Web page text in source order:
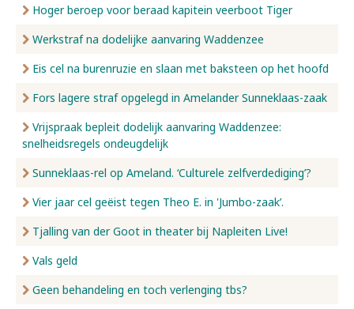
Hoger beroep voor beraad kapitein veerboot Tiger
Werkstraf na dodelijke aanvaring Waddenzee
Eis cel na burenruzie en slaan met baksteen op het hoofd
Fors lagere straf opgelegd in Amelander Sunneklaas-zaak
Vrijspraak bepleit dodelijk aanvaring Waddenzee:
snelheidsregels ondeugdelijk
Sunneklaas-rel op Ameland. ‘Culturele zelfverdediging’?
Vier jaar cel geëist tegen Theo E. in 'Jumbo-zaak’.
Tjalling van der Goot in theater bij Napleiten Live!
Vals geld
Geen behandeling en toch verlenging tbs?